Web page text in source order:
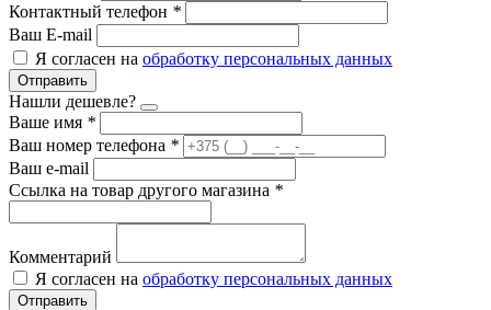
Контактный телефон *
Ваш E-mail
Я согласен на обработку персональных данных
Отправить
Нашли дешевле?
Ваше имя *
Ваш номер телефона *
Ваш e-mail
Ссылка на товар другого магазина *
Комментарий
Я согласен на обработку персональных данных
Отправить